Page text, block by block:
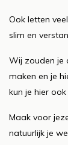
Ook letten
slim en
Wij zouden je
maken en je
kun je hier
Maak voor
natuurlijk je